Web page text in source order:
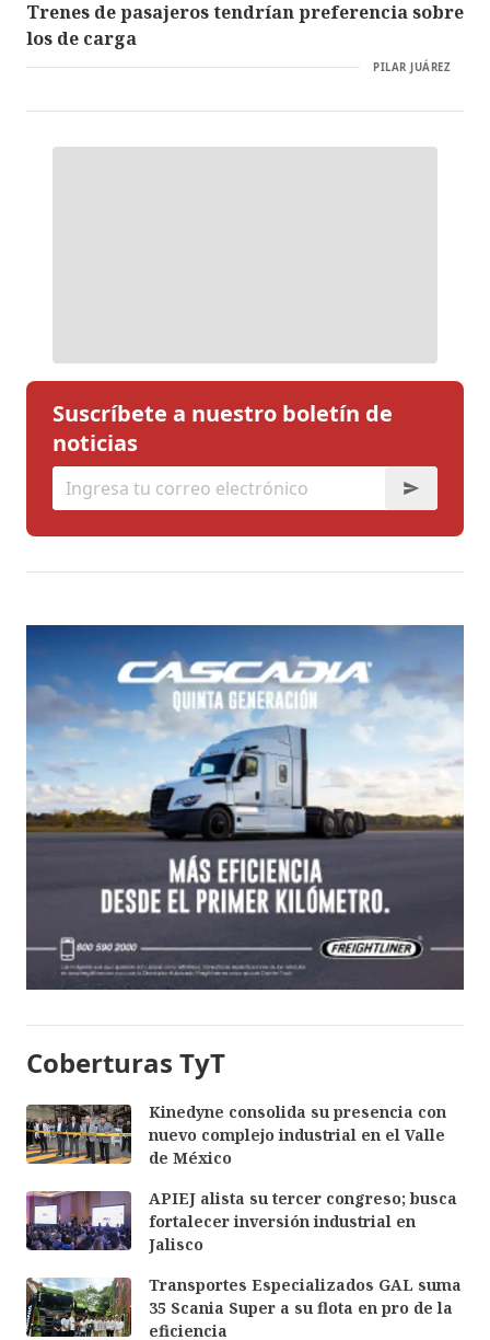
Trenes de pasajeros tendrían preferencia sobre
los de carga
PILAR JUÁREZ
Suscríbete a nuestro boletín de
noticias
Coberturas TyT
Kinedyne consolida su presencia con
nuevo complejo industrial en el Valle
de México
APIEJ alista su tercer congreso; busca
fortalecer inversión industrial en
Jalisco
Transportes Especializados GAL suma
35 Scania Super a su flota en pro de la
eficiencia